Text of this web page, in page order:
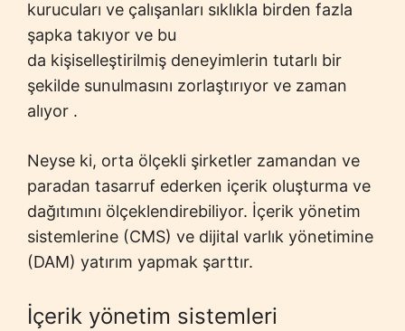
kurucuları ve çalışanları sıklıkla birden fazla
şapka takıyor ve bu
da kişiselleştirilmiş deneyimlerin tutarlı bir
şekilde sunulmasını zorlaştırıyor ve zaman
alıyor .
Neyse ki, orta ölçekli şirketler zamandan ve
paradan tasarruf ederken içerik oluşturma ve
dağıtımını ölçeklendirebiliyor. İçerik yönetim
sistemlerine (CMS) ve dijital varlık yönetimine
(DAM) yatırım yapmak şarttır.
İçerik yönetim sistemleri